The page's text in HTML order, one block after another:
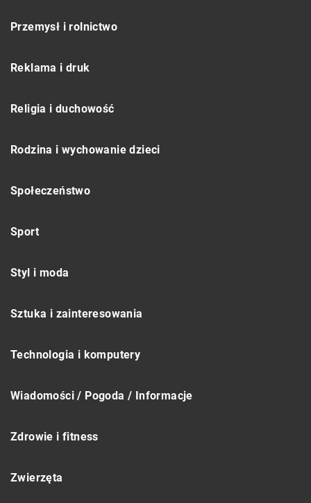
Przemysł i rolnictwo
Reklama i druk
Religia i duchowość
Rodzina i wychowanie dzieci
Społeczeństwo
Sport
Styl i moda
Sztuka i zainteresowania
Technologia i komputery
Wiadomości / Pogoda / Informacje
Zdrowie i fitness
Zwierzęta